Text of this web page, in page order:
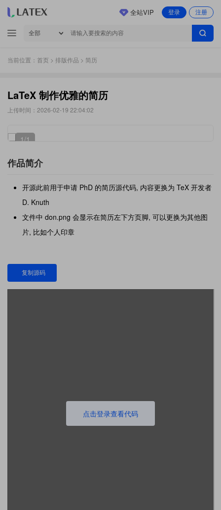
登录 注册
全站VIP
当前位置： 首页 > 排版作品 > 简历
LaTeX 制作优雅的简历
上传时间：2026-02-19 22:04:02
1/1
作品简介
开源此前用于申请 PhD 的简历源代码, 内容更换为 TeX 开发者
D. Knuth
文件中 don.png 会显示在简历左下方页脚, 可以更换为其他图
片, 比如个人印章
复制源码
点击登录查看代码